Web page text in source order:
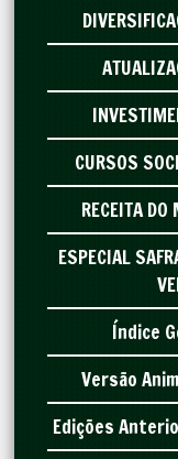
CURSOS
RECEITA DO
ESPECIAL
Índice
Versão
Edições